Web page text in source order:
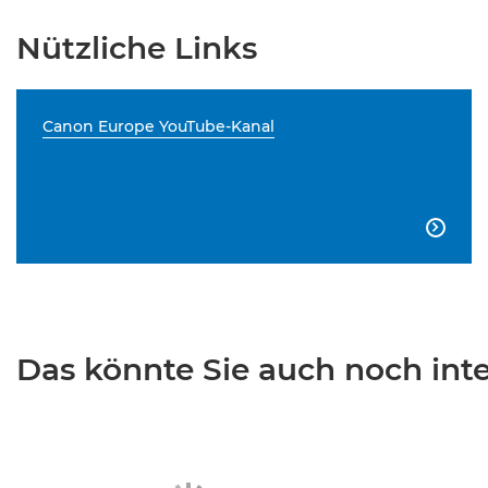
Nützliche Links
Canon Europe YouTube-Kanal

Das könnte Sie auch noch